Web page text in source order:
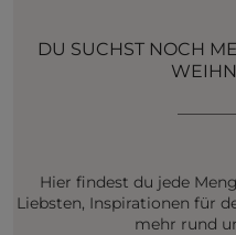
DU SUCHST NOCH
Hier findest du jede
Liebsten, Inspirationen für
mehr rund